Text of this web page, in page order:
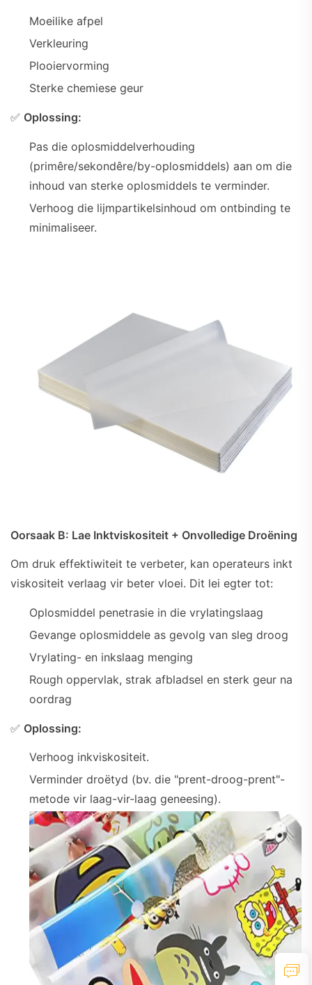
Moeilike afpel
Verkleuring
Plooiervorming
Sterke chemiese geur
✅ Oplossing:
Pas die oplosmiddelverhouding
(primêre/sekondêre/by-oplosmiddels) aan om die
inhoud van sterke oplosmiddels te verminder.
Verhoog die lijmpartikelsinhoud om ontbinding te
minimaliseer.
Oorsaak B: Lae Inktviskositeit + Onvolledige Droëning
Om druk effektiwiteit te verbeter, kan operateurs inkt
viskositeit verlaag vir beter vloei. Dit lei egter tot:
Oplosmiddel penetrasie in die vrylatingslaag
Gevange oplosmiddele as gevolg van sleg droog
Vrylating- en inkslaag menging
Rough oppervlak, strak afbladsel en sterk geur na
oordrag
✅ Oplossing:
Verhoog inkviskositeit.
Verminder droëtyd (bv. die "prent-droog-prent"-
metode vir laag-vir-laag geneesing).